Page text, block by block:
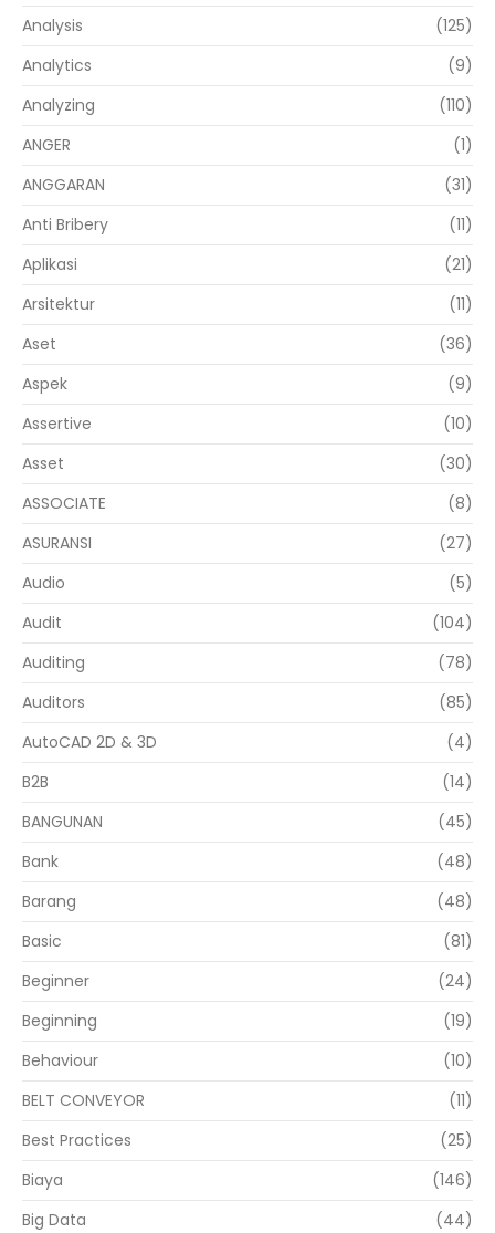
Analysis
(125)
Analytics
(9)
Analyzing
(110)
ANGER
(1)
ANGGARAN
(31)
Anti Bribery
(11)
Aplikasi
(21)
Arsitektur
(11)
Aset
(36)
Aspek
(9)
Assertive
(10)
Asset
(30)
ASSOCIATE
(8)
ASURANSI
(27)
Audio
(5)
Audit
(104)
Auditing
(78)
Auditors
(85)
AutoCAD 2D & 3D
(4)
B2B
(14)
BANGUNAN
(45)
Bank
(48)
Barang
(48)
Basic
(81)
Beginner
(24)
Beginning
(19)
Behaviour
(10)
BELT CONVEYOR
(11)
Best Practices
(25)
Biaya
(146)
Big Data
(44)